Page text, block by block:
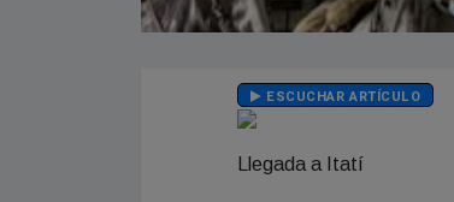
ESCUCHAR ARTÍCULO
Llegada a Itatí